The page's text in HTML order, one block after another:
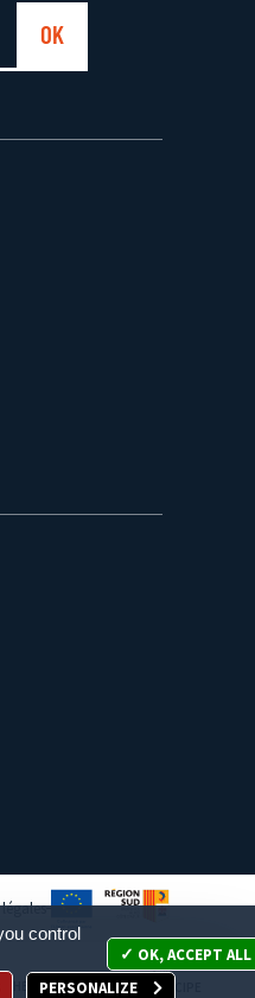
JE PARTICIPE
control
OK, ACCEPT ALL
PERSONALIZE